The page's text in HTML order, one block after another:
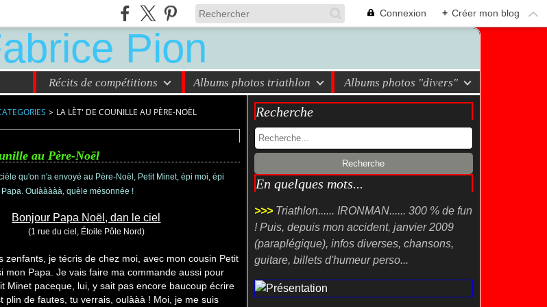
Connexion + Créer mon blog
Récits de compétitions Albums photos triathlon Albums photos "divers"
> LA LÈT' DE COUNILLE AU PÈRE-NOËL
au Père-Noël
qu'on n'a envoyé au Père-Noël, Petit Minet, épi moi, épi
Oulààààà, quèle mésonnée !
Bonjour Papa Noël, dan le ciel
(1 rue du ciel, Étoile Pôle Nord)
zenfants, je técris de chez moi, avec mon cousin Petit
mon Papa. Je vais faire ma commande aussi pour
Minet paceque, lui, y sait pas encore baucoup écrire
plin de fautes, tu verrais, oulààà ! Moi, je me suis
Recherche
En quelques mots...
>>>Triathlon...... IRONMAN...... 300 % de fun
! Puis, depuis mon accident, janvier 2009
(paraplégique), infos diverses, chansons,
guitare, billets d'humeur perso...